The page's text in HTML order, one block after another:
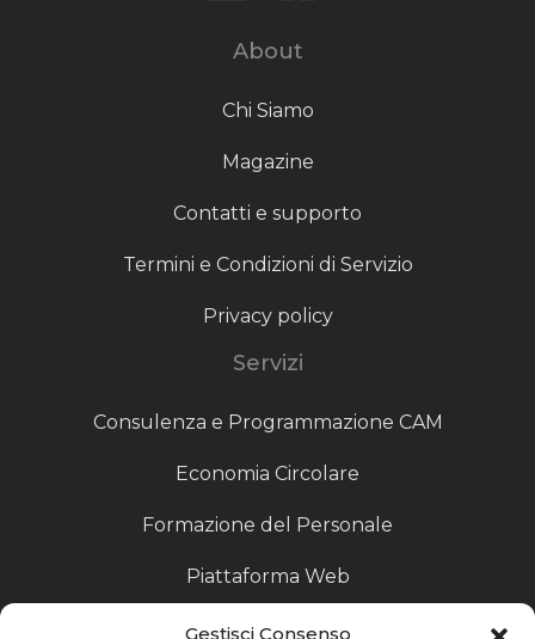
Gestisci Consenso
About
Chi Siamo
Magazine
Contatti e supporto
Termini e Condizioni di Servizio
Privacy policy
Servizi
Consulenza e Programmazione CAM
Economia Circolare
Formazione del Personale
Piattaforma Web
Scouting fornitori